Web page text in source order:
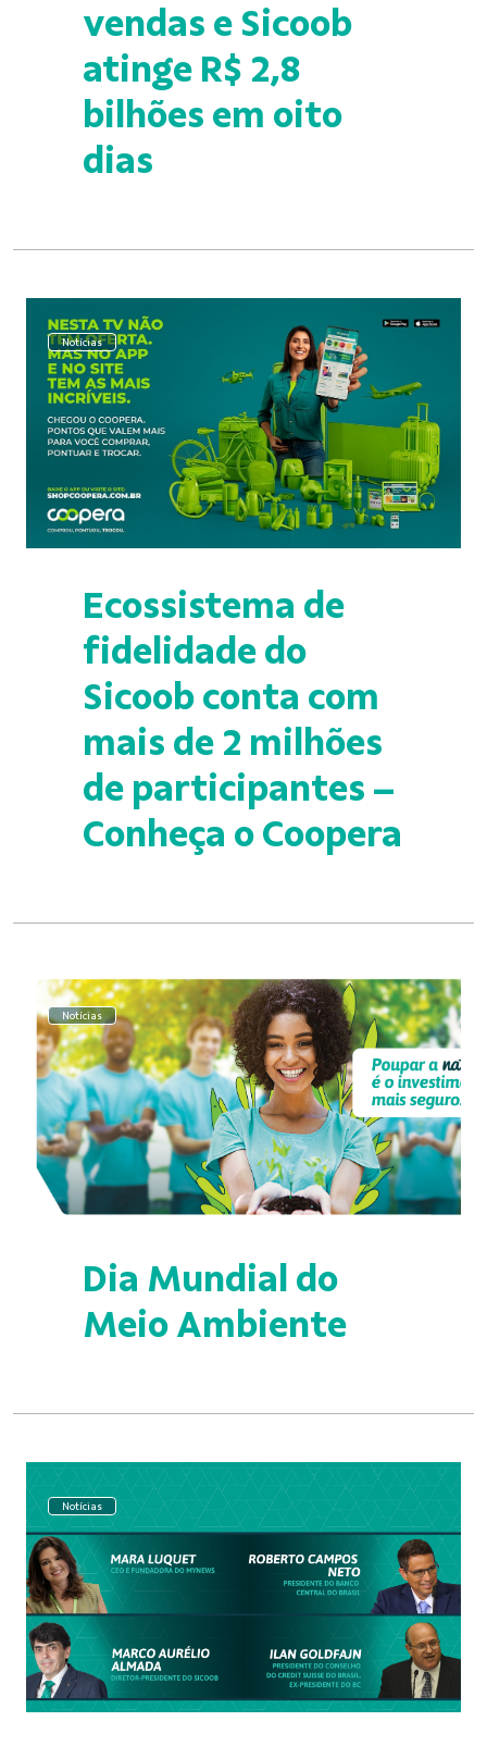
vendas e Sicoob
atinge R$ 2,8
bilhões em oito
dias
Notícias
Ecossistema de
fidelidade do
Sicoob conta com
mais de 2 milhões
de participantes –
Conheça o Coopera
Notícias
Dia Mundial do
Meio Ambiente
Notícias